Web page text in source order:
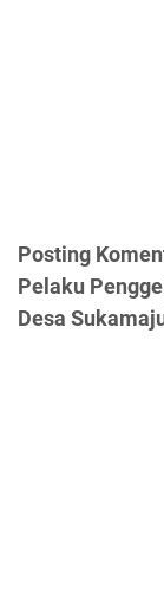
Posting
Pelaku
Desa